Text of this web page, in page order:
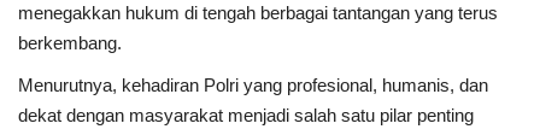
Dunia
Artikel
menegakkan hukum di tengah berbagai tantangan yang terus
berkembang.
Menurutnya, kehadiran Polri yang profesional, humanis, dan
dekat dengan masyarakat menjadi salah satu pilar penting